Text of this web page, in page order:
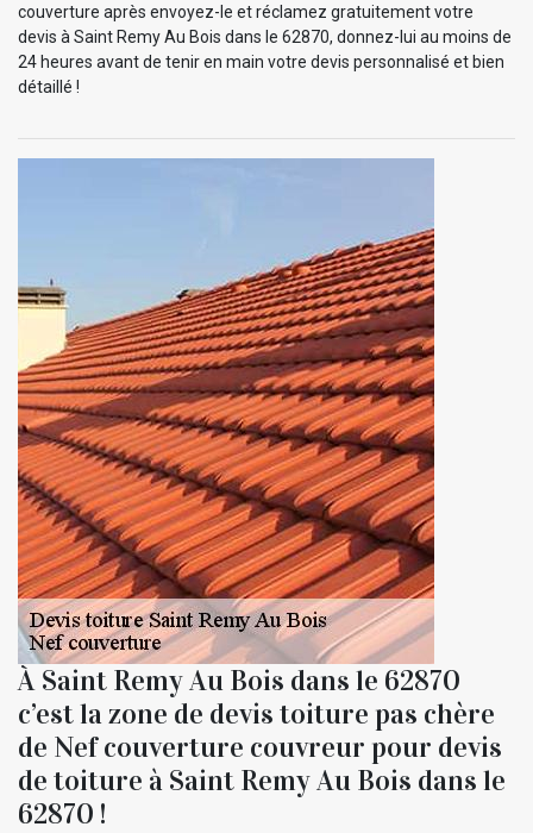
couverture après envoyez-le et réclamez gratuitement votre
devis à Saint Remy Au Bois dans le 62870, donnez-lui au moins de
24 heures avant de tenir en main votre devis personnalisé et bien
détaillé !
À Saint Remy Au Bois dans le 62870
c’est la zone de devis toiture pas chère
de Nef couverture couvreur pour devis
de toiture à Saint Remy Au Bois dans le
62870 !